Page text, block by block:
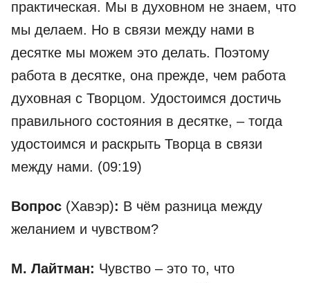
практическая. Мы в духовном не знаем, что
мы делаем. Но в связи между нами в
десятке мы можем это делать. Поэтому
работа в десятке, она прежде, чем работа
духовная с Творцом. Удостоимся достичь
правильного состояния в десятке, – тогда
удостоимся и раскрыть Творца в связи
между нами. (09:19)
Вопрос (Хавэр): В чём разница между
желанием и чувством?
М. Лайтман: Чувство – это то, что